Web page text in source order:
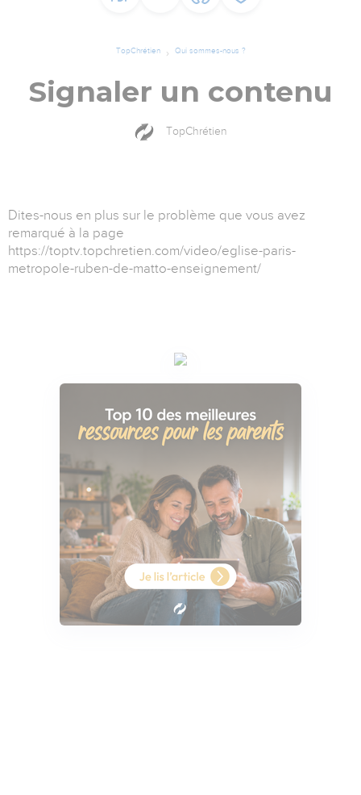
TopChrétien Qui sommes-nous ?
Signaler un contenu
TopChrétien
Dites-nous en plus sur le problème que vous avez
remarqué à la page
https://toptv.topchretien.com/video/eglise-paris-
metropole-ruben-de-matto-enseignement/